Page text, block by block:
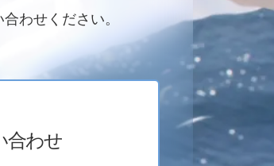
わせください。
合わせ